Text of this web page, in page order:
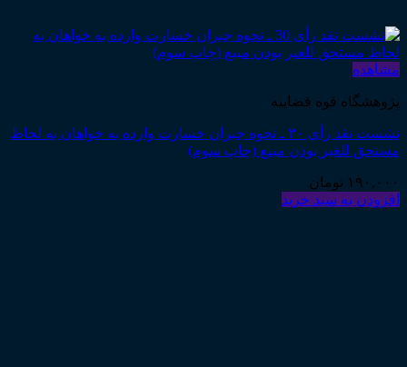
مشاهده
پژوهشگاه قوه قضاییه
نشست نقد رأی ۳۰ ـ نحوه جبران خسارت وارده به خواهان به لحاظ
مستحق للغیر بودن مبیع (چاپ سوم)
۱۹۰,۰۰۰ تومان
افزودن به سبد خرید